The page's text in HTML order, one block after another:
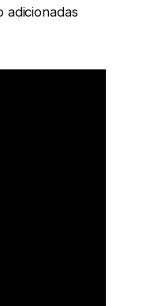
adicionadas